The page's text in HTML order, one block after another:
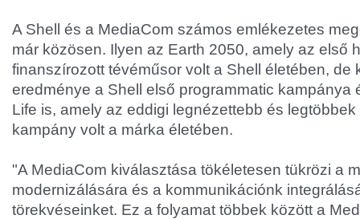
A Shell és a MediaCom számos emlékezetes
már közösen. Ilyen az Earth 2050, amely az első
finanszírozott tévéműsor volt a Shell életében, de
eredménye a Shell első programmatic kampánya
Life is, amely az eddigi legnézettebb és
kampány volt a márka életében.
"A MediaCom kiválasztása tökéletesen tükrözi a
modernizálására és a kommunikációnk
törekvéseinket. Ez a folyamat többek között a